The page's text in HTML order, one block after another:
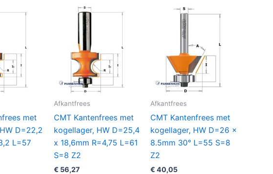
met
D=22,2
L=57
Afkantfrees
CMT Kantenfrees met
kogellager, HW D=25,4
x 18,6mm R=4,75 L=61
S=8 Z2
€ 56,27
Afkantfrees
CMT Kantenfrees met
kogellager, HW D=26 x
8.5mm 30° L=55 S=8
Z2
€ 40,05